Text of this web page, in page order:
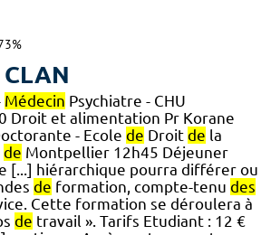
Médecin Psychiatre - CHU
Droit et alimentation Pr Korane
- Ecole de Droit de la
de Montpellier 12h45 Déjeuner
[...] hiérarchique pourra différer ou
de formation, compte-tenu des
Cette formation se déroulera à
de travail ». Tarifs Etudiant : 12 €